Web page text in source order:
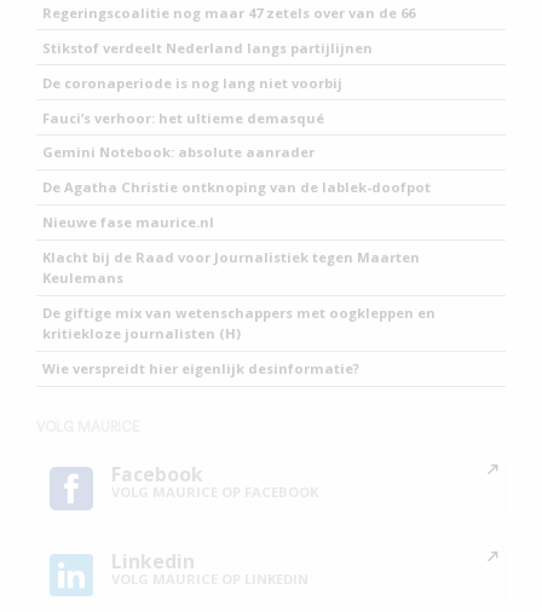
Regeringscoalitie nog maar 47 zetels over van de 66
Stikstof verdeelt Nederland langs partijlijnen
De coronaperiode is nog lang niet voorbij
Fauci’s verhoor: het ultieme demasqué
Gemini Notebook: absolute aanrader
De Agatha Christie ontknoping van de lablek-doofpot
Nieuwe fase maurice.nl
Klacht bij de Raad voor Journalistiek tegen Maarten
Keulemans
De giftige mix van wetenschappers met oogkleppen en
kritiekloze journalisten (H)
Wie verspreidt hier eigenlijk desinformatie?
Facebook
Linkedin